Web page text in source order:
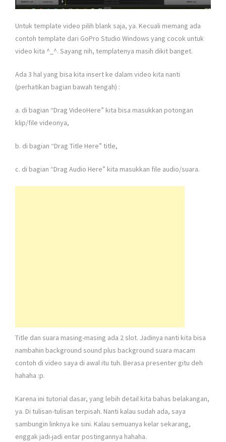
Untuk template video pilih blank saja, ya. Kecuali memang ada
contoh template dari GoPro Studio Windows yang cocok untuk
video kita ^_^. Sayang nih, templatenya masih dikit banget.
Ada 3 hal yang bisa kita insert ke dalam video kita nanti
(perhatikan bagian bawah tengah) :
a. di bagian “Drag VideoHere” kita bisa masukkan potongan
klip/file videonya,
b. di bagian “Drag Title Here” title,
c. di bagian “Drag Audio Here” kita masukkan file audio/suara.
Title dan suara masing-masing ada 2 slot. Jadinya nanti kita bisa
nambahin background sound plus background suara macam
contoh di video saya di awal itu tuh. Berasa presenter gitu deh
hahaha :p.
Karena ini tutorial dasar, yang lebih detail kita bahas belakangan,
ya. Di tulisan-tulisan terpisah. Nanti kalau sudah ada, saya
sambungin linknya ke sini. Kalau semuanya kelar sekarang,
enggak jadi-jadi entar postingannya hahaha.